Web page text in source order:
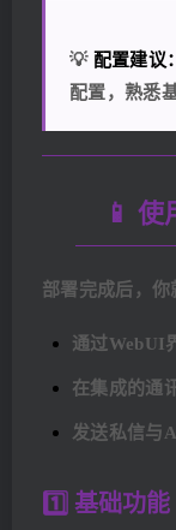
💡 配置建议：
配置，熟悉
📱
部署完成后，你
通过WebUI
在集成的通
发送私信与
1️⃣ 基础功能